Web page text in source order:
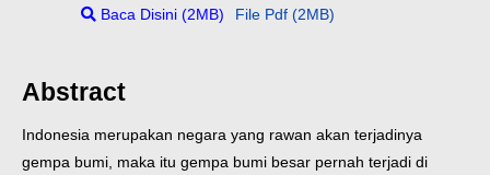
Baca Disini (2MB)
File Pdf (2MB)
Abstract
Indonesia merupakan negara yang rawan akan terjadinya
gempa bumi, maka itu gempa bumi besar pernah terjadi di